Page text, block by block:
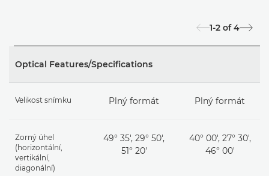
1-2 of 4
Optical Features/Specifications
Velikost snímku Plný formát Plný formát
Zorný úhel
(horizontální,
vertikální,
diagonální)
49° 35', 29° 50',
51° 20'
40° 00', 27° 30',
46° 00'